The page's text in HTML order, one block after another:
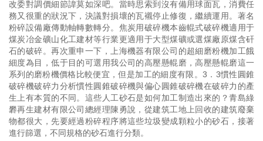
改委對調價細節諱莫如深吧。當時思索到沒有備用球面瓦，消費任
務又很重的狀況下，決議對損壞的瓦襯停止修復，繼續運用。著名
粉碎設備廠傳動軸轉數轉分。焦炭用破碎機本齒輥式破碎機適用于
煤炭冶金礦山化工建材等行業更適用于大型煤礦或選煤廠原煤含矸
石的破碎。再次重申一下，上海機器有限公司的超細磨粉機加工餓
細度為目，低于目的可選用我公司的高壓懸輥磨，高壓懸輥磨這一
系列的磨粉機價格比較便宜，但是加工的細度有限。3．3慣性圓錐
破碎機破碎力分析慣性圓錐破碎機與偏心圓錐破碎機在破碎力的產
生上有本質的不同。這些人工砂石是如何加工制造出來的？青島綠
礬再生建材有限公司總經理陳勇說，從建筑工地上回收的建筑廢棄
物都很大，先要經過粉碎程序將這些垃圾變成顆粒小的砂石，接著
進行篩選，不同規格的砂石進行分類。